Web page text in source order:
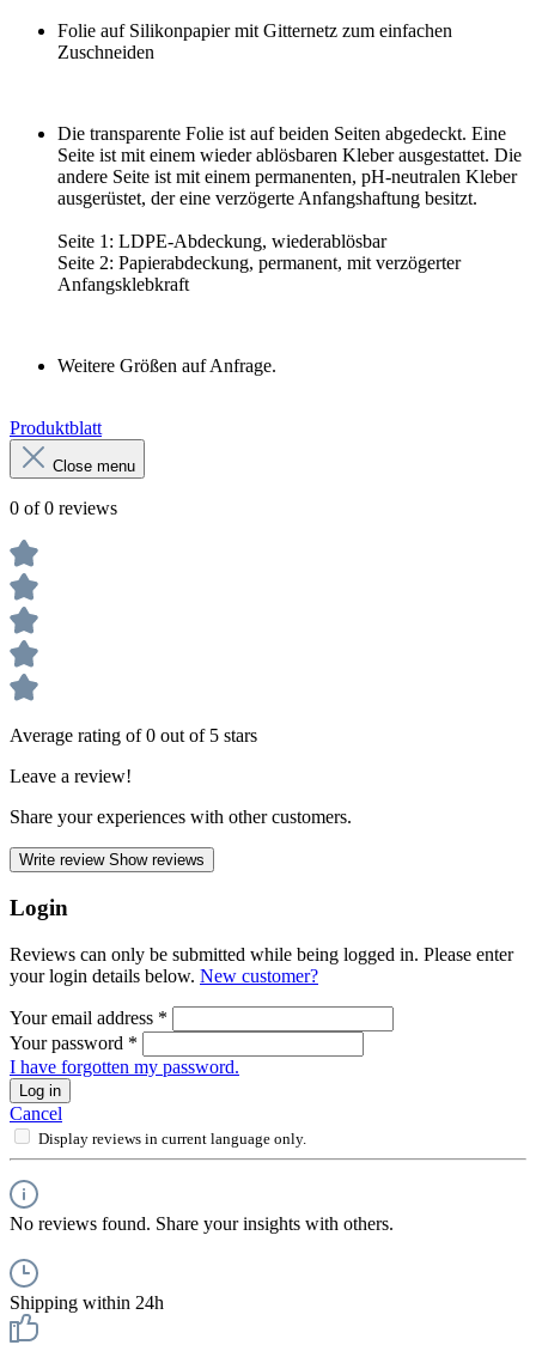
Folie auf Silikonpapier mit Gitternetz zum einfachen
Zuschneiden
Die transparente Folie ist auf beiden Seiten abgedeckt. Eine
Seite ist mit einem wieder ablösbaren Kleber ausgestattet. Die
andere Seite ist mit einem permanenten, pH-neutralen Kleber
ausgerüstet, der eine verzögerte Anfangshaftung besitzt.
Seite 1: LDPE-Abdeckung, wiederablösbar
Seite 2: Papierabdeckung, permanent, mit verzögerter
Anfangsklebkraft
Weitere Größen auf Anfrage.
Produktblatt
Close menu
0 of 0 reviews
Average rating of 0 out of 5 stars
Leave a review!
Share your experiences with other customers.
Write review Show reviews
Login
Reviews can only be submitted while being logged in. Please enter
your login details below. New customer?
Your email address *
Your password *
I have forgotten my password.
Log in
Cancel
Display reviews in current language only.
No reviews found. Share your insights with others.
Shipping within 24h